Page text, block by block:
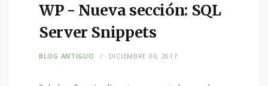
WP - Nueva sección: SQL
Server Snippets
BLOG ANTIGUO DICIEMBRE 06, 2017